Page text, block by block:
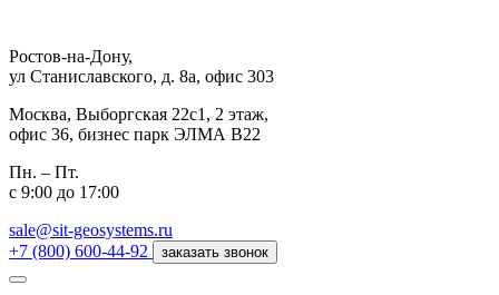
Ростов-на-Дону,
ул Станиславского, д. 8а, офис 303
Москва, Выборгская 22с1, 2 этаж,
офис 36, бизнес парк ЭЛМА В22
Пн. – Пт.
с 9:00 до 17:00
sale@sit-geosystems.ru
+7 (800) 600-44-92
заказать звонок